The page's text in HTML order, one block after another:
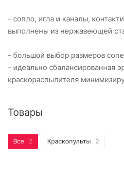
- сопло, игла и каналы,
выполнены из нержавеющей
- большой выбор размеров
- идеально сбалансированная
краскораспылителя
Товары
Все 2 Краскопульты 2